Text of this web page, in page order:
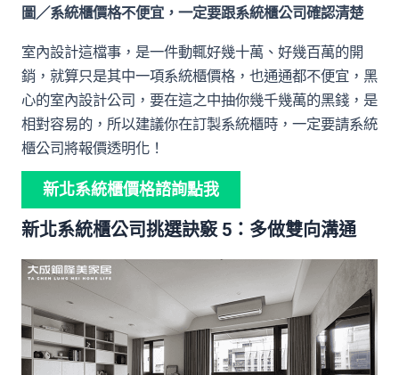
圖／系統櫃價格不便宜，一定要跟系統櫃公司確認清楚
室內設計這檔事，是一件動輒好幾十萬、好幾百萬的開
銷，就算只是其中一項系統櫃價格，也通通都不便宜，黑
心的室內設計公司，要在這之中抽你幾千幾萬的黑錢，是
相對容易的，所以建議你在訂製系統櫃時，一定要請系統
櫃公司將報價透明化！
新北系統櫃價格諮詢點我
新北系統櫃公司挑選訣竅 5：多做雙向溝通